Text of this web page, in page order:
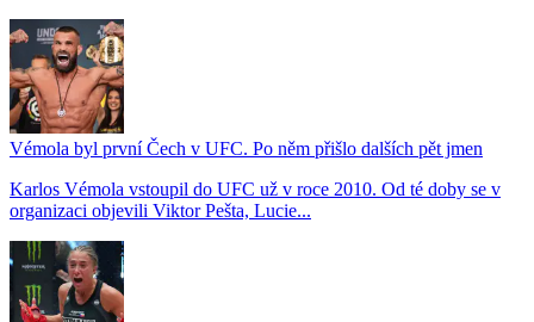
Vémola byl první Čech v UFC. Po něm přišlo dalších pět jmen
Karlos Vémola vstoupil do UFC už v roce 2010. Od té doby se v
organizaci objevili Viktor Pešta, Lucie...